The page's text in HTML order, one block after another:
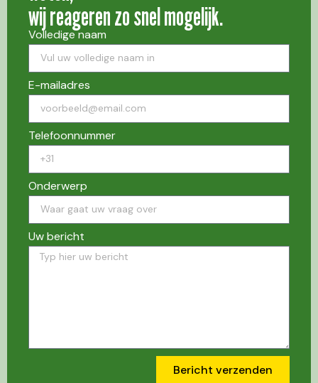
wij reageren zo snel mogelijk.
Volledige naam
E-mailadres
Telefoonnummer
Onderwerp
Uw bericht
Bericht verzenden